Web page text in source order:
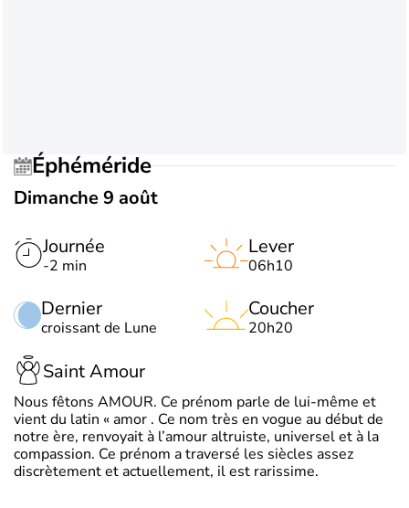
Éphéméride
Dimanche 9 août
Journée
-2 min
Dernier
croissant de Lune
Lever
06h10
Coucher
20h20
Saint Amour
Nous fêtons AMOUR. Ce prénom parle de lui-même et
vient du latin « amor . Ce nom très en vogue au début de
notre ère, renvoyait à l’amour altruiste, universel et à la
compassion. Ce prénom a traversé les siècles assez
discrètement et actuellement, il est rarissime.